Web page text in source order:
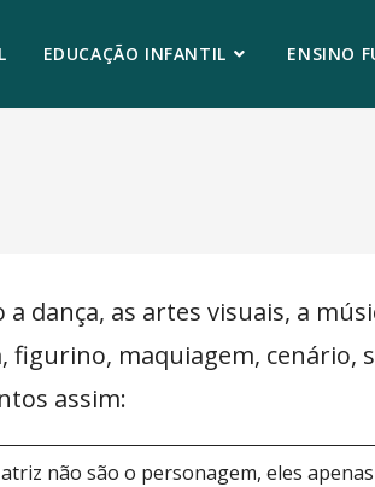
EDUCAÇÃO INFANTIL ENSINO
dança, as artes visuais, a
maquiagem, cenário,
assim:
não são o personagem, eles